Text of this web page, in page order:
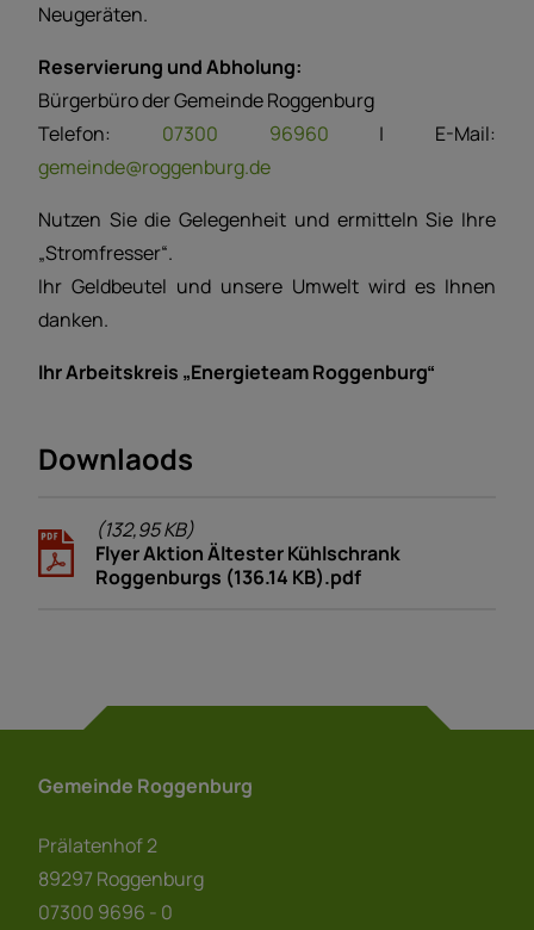
Neugeräten.
Reservierung und Abholung:
Bürgerbüro der Gemeinde Roggenburg
Telefon: 07300 96960 | E-Mail:
gemeinde@roggenburg.de
Nutzen Sie die Gelegenheit und ermitteln Sie Ihre
„Stromfresser“.
Ihr Geldbeutel und unsere Umwelt wird es Ihnen
danken.
Ihr Arbeitskreis „Energieteam Roggenburg“
Downlaods
(132,95 KB)
Flyer Aktion Ältester Kühlschrank
Roggenburgs (136.14 KB).pdf
Gemeinde Roggenburg
Prälatenhof 2
89297 Roggenburg
07300 9696 - 0